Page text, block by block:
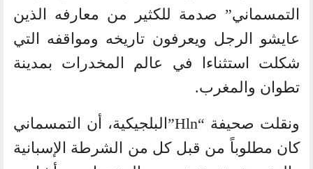
التمسماني” صدمة للكثير من معارفه الذين
عايشو الرجل ويعرفون تاريخه ومواقفه التي
شكلت استثناءا في عالم المخدرات بمدينة
تطوان والمغرب.
ونقلت صحيفة “Hln”البلجيكية، أن التمسماني
كان مطلوباً من قبل كل من الشرطة الإسبانية